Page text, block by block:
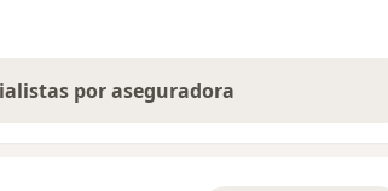
por aseguradora